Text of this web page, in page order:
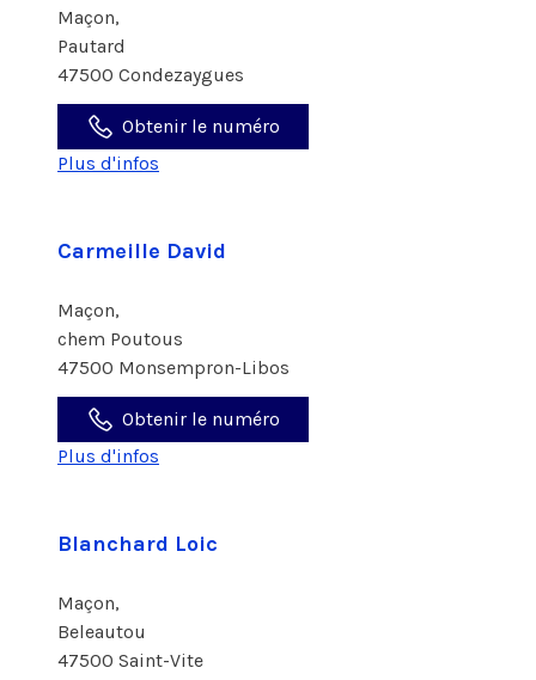
Maçon,
Pautard
47500 Condezaygues
Obtenir le numéro
Plus d'infos
Carmeille David
Maçon,
chem Poutous
47500 Monsempron-Libos
Obtenir le numéro
Plus d'infos
Blanchard Loic
Maçon,
Beleautou
47500 Saint-Vite